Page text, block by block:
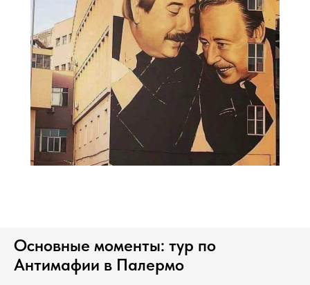
Основные моменты: тур по
Антимафии в Палермо